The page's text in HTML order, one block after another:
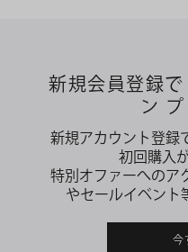
新規会員登録
ン
新規アカウント登録
初回購入
特別オファーへのア
やセールイベント
今